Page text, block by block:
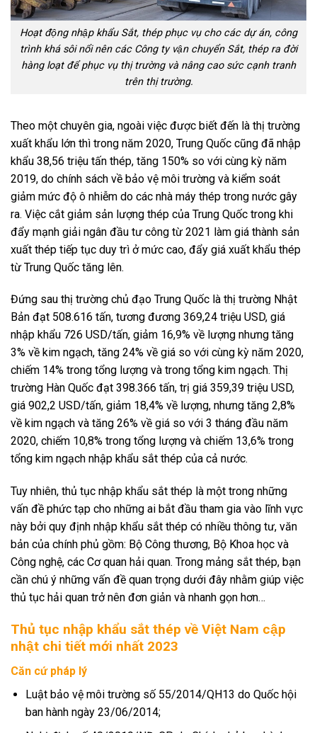
Hoạt động nhập khẩu Sắt, thép phục vụ cho các dự án, công
trình khá sôi nổi nên các Công ty vận chuyển Sắt, thép ra đời
hàng loạt để phục vụ thị trường và nâng cao sức cạnh tranh
trên thị trường.
Theo một chuyên gia, ngoài việc được biết đến là thị trường
xuất khẩu lớn thì trong năm 2020, Trung Quốc cũng đã nhập
khẩu 38,56 triệu tấn thép, tăng 150% so với cùng kỳ năm
2019, do chính sách về bảo vệ môi trường và kiểm soát
giảm mức độ ô nhiễm do các nhà máy thép trong nước gây
ra. Việc cắt giảm sản lượng thép của Trung Quốc trong khi
đẩy mạnh giải ngân đầu tư công từ 2021 làm giá thành sản
xuất thép tiếp tục duy trì ở mức cao, đẩy giá xuất khẩu thép
từ Trung Quốc tăng lên.
Đứng sau thị trường chủ đạo Trung Quốc là thị trường Nhật
Bản đạt 508.616 tấn, tương đương 369,24 triệu USD, giá
nhập khẩu 726 USD/tấn, giảm 16,9% về lượng nhưng tăng
3% về kim ngạch, tăng 24% về giá so với cùng kỳ năm 2020,
chiếm 14% trong tổng lượng và trong tổng kim ngạch. Thị
trường Hàn Quốc đạt 398.366 tấn, trị giá 359,39 triệu USD,
giá 902,2 USD/tấn, giảm 18,4% về lượng, nhưng tăng 2,8%
về kim ngạch và tăng 26% về giá so với 3 tháng đầu năm
2020, chiếm 10,8% trong tổng lượng và chiếm 13,6% trong
tổng kim ngạch nhập khẩu sắt thép của cả nước.
Tuy nhiên, thủ tục nhập khẩu sắt thép là một trong những
vấn đề phức tạp cho những ai bắt đầu tham gia vào lĩnh vực
này bởi quy định nhập khẩu sắt thép có nhiều thông tư, văn
bản của chính phủ gồm: Bộ Công thương, Bộ Khoa học và
Công nghệ, các Cơ quan hải quan. Trong mảng sắt thép, bạn
cần chú ý những vấn đề quan trọng dưới đây nhằm giúp việc
thủ tục hải quan trở nên đơn giản và nhanh gọn hơn…
Thủ tục nhập khẩu sắt thép về Việt Nam cập
nhật chi tiết mới nhất 2023
Căn cứ pháp lý
Luật bảo vệ môi trường số 55/2014/QH13 do Quốc hội
ban hành ngày 23/06/2014;